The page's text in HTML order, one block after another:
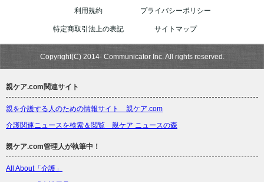
利用規約 プライバシーポリシー
特定商取引法上の表記 サイトマップ
Copyright(C) 2014- Communicator Inc. All rights reserved.
親ケア.com関連サイト
親を介護する人のための情報サイト 親ケア.com
介護関連ニュースを検索＆閲覧 親ケア ニュースの森
親ケア.com管理人が執筆中！
All About「介護」